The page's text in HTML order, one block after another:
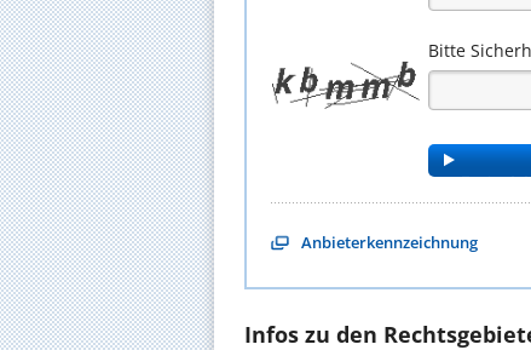
Bitte
Anbieterkennzeichnung
Infos zu den